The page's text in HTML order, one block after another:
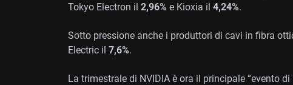
Tokyo Electron il 2,96% e Kioxia il 4,24%.
Sotto pressione anche i produttori di cavi in fibra
Electric il 7,6%.
La trimestrale di NVIDIA è ora il principale “evento